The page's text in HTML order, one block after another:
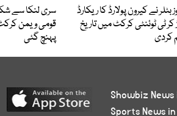
بٹلر نے کیرون پولارڈ کا ریکارڈ
کر ٹی ٹوئنٹی کرکٹ میں تاریخ
کردی
سری لنکا سے
قومی ویمن
پہنچ گئی
Showbiz News
Sports News